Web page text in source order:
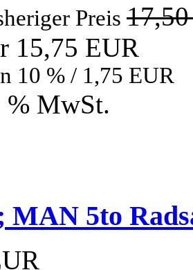
Preis
15,75 EUR
10 % / 1,75 EUR
MwSt.
MAN 5to